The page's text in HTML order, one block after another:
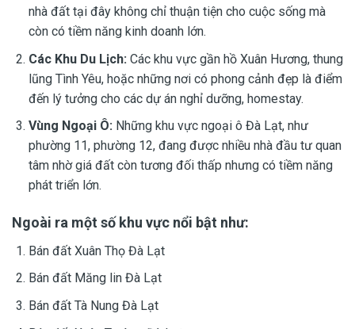
nhà đất tại đây không chỉ thuận tiện cho cuộc sống mà
còn có tiềm năng kinh doanh lớn.
Các Khu Du Lịch: Các khu vực gần hồ Xuân Hương, thung
lũng Tình Yêu, hoặc những nơi có phong cảnh đẹp là điểm
đến lý tưởng cho các dự án nghỉ dưỡng, homestay.
Vùng Ngoại Ô: Những khu vực ngoại ô Đà Lạt, như
phường 11, phường 12, đang được nhiều nhà đầu tư quan
tâm nhờ giá đất còn tương đối thấp nhưng có tiềm năng
phát triển lớn.
Ngoài ra một số khu vực nổi bật như:
Bán đất Xuân Thọ Đà Lạt
Bán đất Măng lin Đà Lạt
Bán đất Tà Nung Đà Lạt